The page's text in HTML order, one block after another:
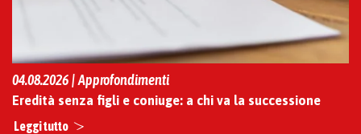
04.08.2026 | Approfondimenti
Eredità senza figli e coniuge: a chi va la successione
Leggi tutto